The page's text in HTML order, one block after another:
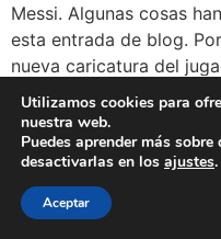
Messi. Algunas cosas
esta entrada de blog.
nueva caricatura del
pintada con acuarela y
BLOG CLIENTES
Utilizamos cookies para
nuestra web.
Puedes aprender más
desactivarlas en los ajustes.
Aceptar